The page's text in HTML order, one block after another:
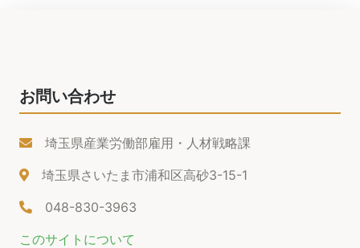
お問い合わせ
埼玉県産業労働部雇用・人材戦略課
埼玉県さいたま市浦和区高砂3-15-1
048-830-3963
このサイトについて